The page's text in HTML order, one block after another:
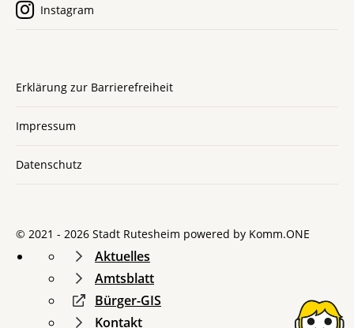
Instagram
Erklärung zur Barrierefreiheit
Impressum
Datenschutz
© 2021 - 2026 Stadt Rutesheim powered by Komm.ONE
Aktuelles
Amtsblatt
Bürger-GIS
Kontakt